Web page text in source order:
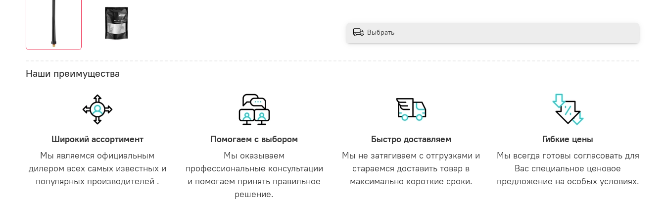
Выбрать
Наши преимущества
Широкий ассортимент
Мы являемся официальным
дилером всех самых известных и
популярных производителей .
Помогаем с выбором
Мы оказываем
профессиональные консультации
и помогаем принять правильное
решение.
Быстро доставляем
Мы не затягиваем с отгрузками и
стараемся доставить товар в
максимально короткие сроки.
Гибкие цены
Мы всегда готовы согласовать для
Вас специальное ценовое
предложение на особых условиях.